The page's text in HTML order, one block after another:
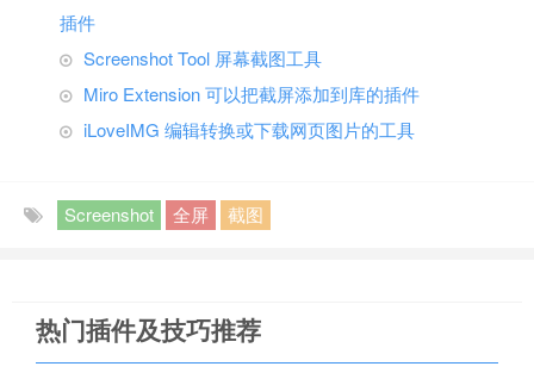
插件
Screenshot Tool 屏幕截图工具
Miro Extension 可以把截屏添加到库的插件
iLoveIMG 编辑转换或下载网页图片的工具
Screenshot 全屏 截图
热门插件及技巧推荐